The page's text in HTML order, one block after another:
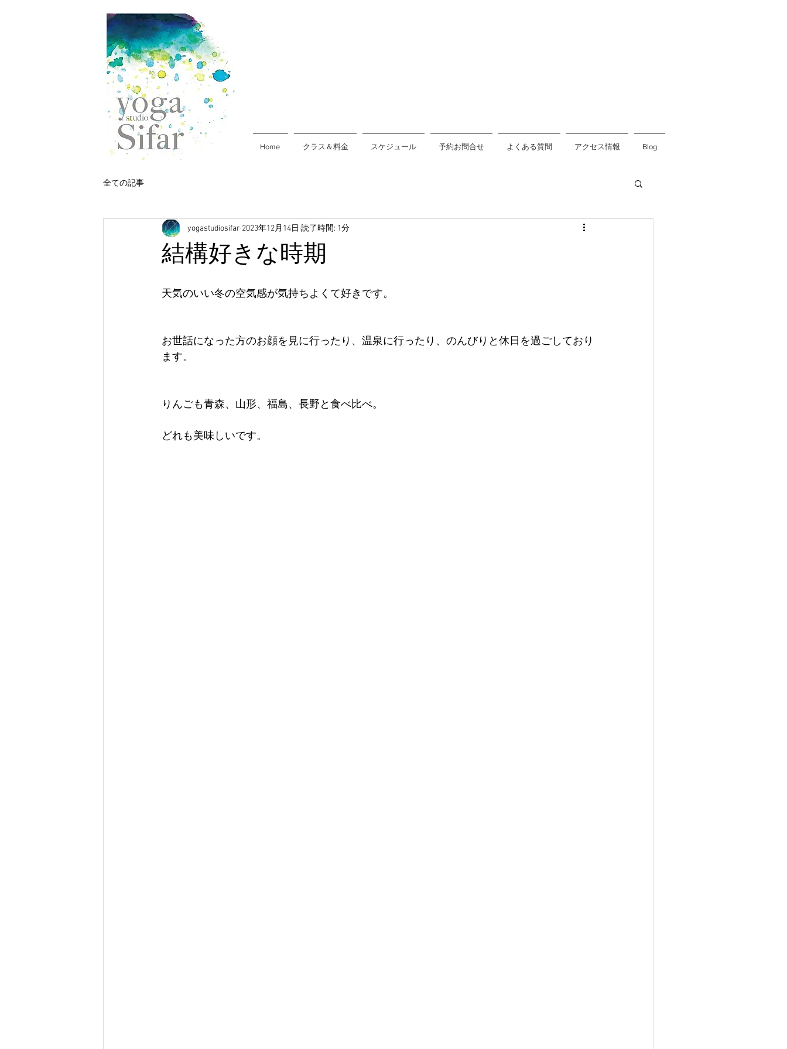
Home クラス＆料金 スケジュール 予約お問合せ よくある質問 アクセス情報 Blog
全ての記事
結構好きな時期
yogastudiosifar 2023年12月14日 読了時間: 1分
天気のいい冬の空気感が気持ちよくて好きです。
お世話になった方のお顔を見に行ったり、温泉に行ったり、のんびりと休日を過ごしており
ます。
りんごも青森、山形、福島、長野と食べ比べ。
どれも美味しいです。